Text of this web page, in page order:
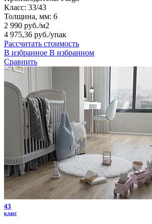
Класс: 33/43
Толщина, мм: 6
2 990 руб./м2
4 975,36 руб./упак
Рассчитать стоимость
В избранное В избранном
Сравнить
43
класс